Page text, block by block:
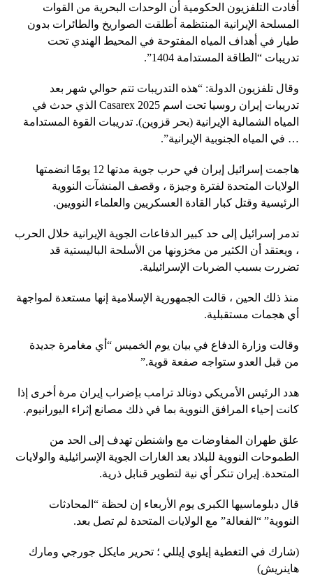
أفادت التلفزيون الحكومية أن الوحدات البحرية من القوات
المسلحة الإيرانية المنتظمة أطلقت الصواريخ والطائرات بدون
طيار في أهداف المياه المفتوحة في المحيط الهندي تحت
تدريبات “الطاقة المستدامة 1404”.
وقال تلفزيون الدولة: “هذه التدريبات تتم حوالي شهر بعد
تدريبات إيران روسيا تحت اسم Casarex 2025 الذي حدث في
المياه الشمالية الإيرانية (بحر قزوين). تدريبات القوة المستدامة
… في المياه الجنوبية الإيرانية”.
هاجمت إسرائيل إيران في حرب جوية مدتها 12 يومًا انضمتها
الولايات المتحدة لفترة وجيزة ، وقصف المنشآت النووية
الرئيسية وقتل كبار القادة العسكريين والعلماء النوويين.
تدمر إسرائيل إلى حد كبير الدفاعات الجوية الإيرانية خلال الحرب
، ويعتقد أن الكثير من مخزونها من الأسلحة الباليستية قد
تضررت بسبب الضربات الإسرائيلية.
منذ ذلك الحين ، قالت الجمهورية الإسلامية إنها مستعدة لمواجهة
أي هجمات مستقبلية.
وقالت وزارة الدفاع في بيان يوم الخميس “أي مغامرة جديدة
من قبل العدو ستواجه صفعة قوية.”
هدد الرئيس الأمريكي دونالد ترامب بإضراب إيران مرة أخرى إذا
كانت إحياء المرافق النووية بما في ذلك مصانع إثراء اليورانيوم.
علق طهران المفاوضات مع واشنطن تهدف إلى الحد من
الطموحات النووية للبلاد بعد الغارات الجوية الإسرائيلية والولايات
المتحدة. إيران تنكر أي نية لتطوير قنابل ذرية.
قال دبلوماسيها الكبرى يوم الأربعاء إن لحظة “المحادثات
النووية” “الفعالة” مع الولايات المتحدة لم تصل بعد.
(شارك في التغطية إيلوي إيللي ؛ تحرير مايكل جورجي ومارك
هاينريش)